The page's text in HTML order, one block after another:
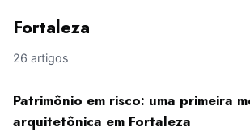
Fortaleza
26 artigos
Patrimônio em risco: uma primeira
arquitetônica em Fortaleza